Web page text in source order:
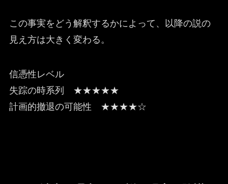
この事実をどう解釈するかによって、以降の説の
見え方は大きく変わる。
信憑性レベル
失踪の時系列 ★★★★★
計画的撤退の可能性 ★★★★☆